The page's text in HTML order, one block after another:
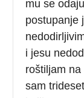
mu se
postupanje
i jesu
roštiljam
sam